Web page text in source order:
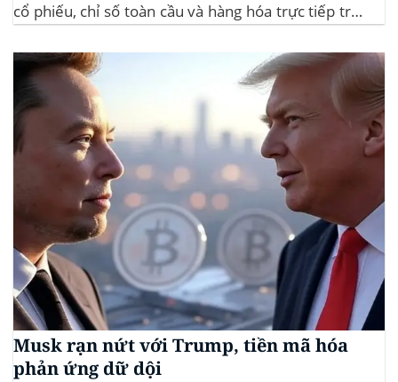
cổ phiếu, chỉ số toàn cầu và hàng hóa trực tiếp trên
giao dịch tiền mã hóa...
Musk rạn nứt với Trump, tiền mã hóa
phản ứng dữ dội